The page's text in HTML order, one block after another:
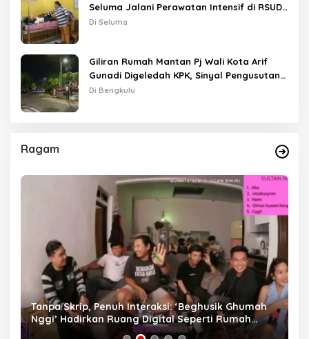
Seluma Jalani Perawatan Intensif di RSUD
Tais
Di Seluma
Giliran Rumah Mantan Pj Wali Kota Arif
Gunadi Digeledah KPK, Sinyal Pengusutan
Meluas
Di Bengkulu
Ragam
Tanpa Skrip, Penuh Interaksi: ‘Beghusik Ghumah
Nggi’ Hadirkan Ruang Digital Seperti Rumah
Sendiri